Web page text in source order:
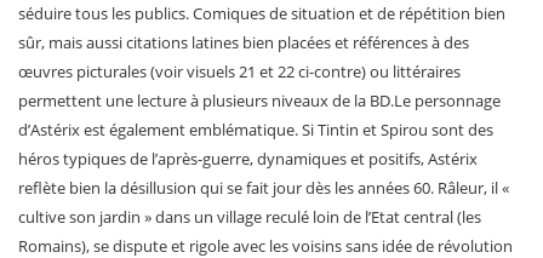
séduire tous les publics. Comiques de situation et de répétition bien
sûr, mais aussi citations latines bien placées et références à des
œuvres picturales (voir visuels 21 et 22 ci-contre) ou littéraires
permettent une lecture à plusieurs niveaux de la BD.Le personnage
d’Astérix est également emblématique. Si Tintin et Spirou sont des
héros typiques de l’après-guerre, dynamiques et positifs, Astérix
reflète bien la désillusion qui se fait jour dès les années 60. Râleur, il «
cultive son jardin » dans un village reculé loin de l’Etat central (les
Romains), se dispute et rigole avec les voisins sans idée de révolution